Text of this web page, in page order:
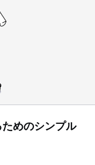
めのシンプル